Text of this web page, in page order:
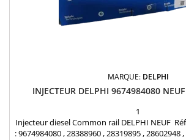
MARQUE: DELPHI
INJECTEUR DELPHI 9674984080
1
Injecteur diesel Common rail DELPHI NEUF
: 9674984080 , 28388960 , 28319895 , 28602948